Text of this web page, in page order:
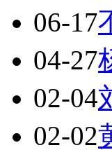
06-17
04-27
02-04
02-02